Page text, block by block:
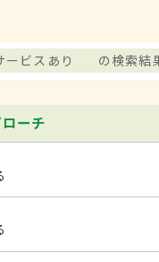
ービスあり の検索結
ーチ